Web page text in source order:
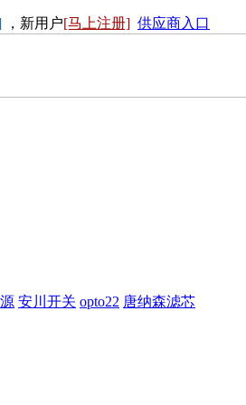
，新用户[马上注册] 供应商入口
安川开关 opto22 唐纳森滤芯